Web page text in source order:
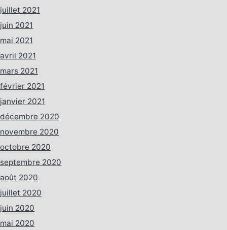
juillet 2021
juin 2021
mai 2021
avril 2021
mars 2021
février 2021
janvier 2021
décembre 2020
novembre 2020
octobre 2020
septembre 2020
août 2020
juillet 2020
juin 2020
mai 2020